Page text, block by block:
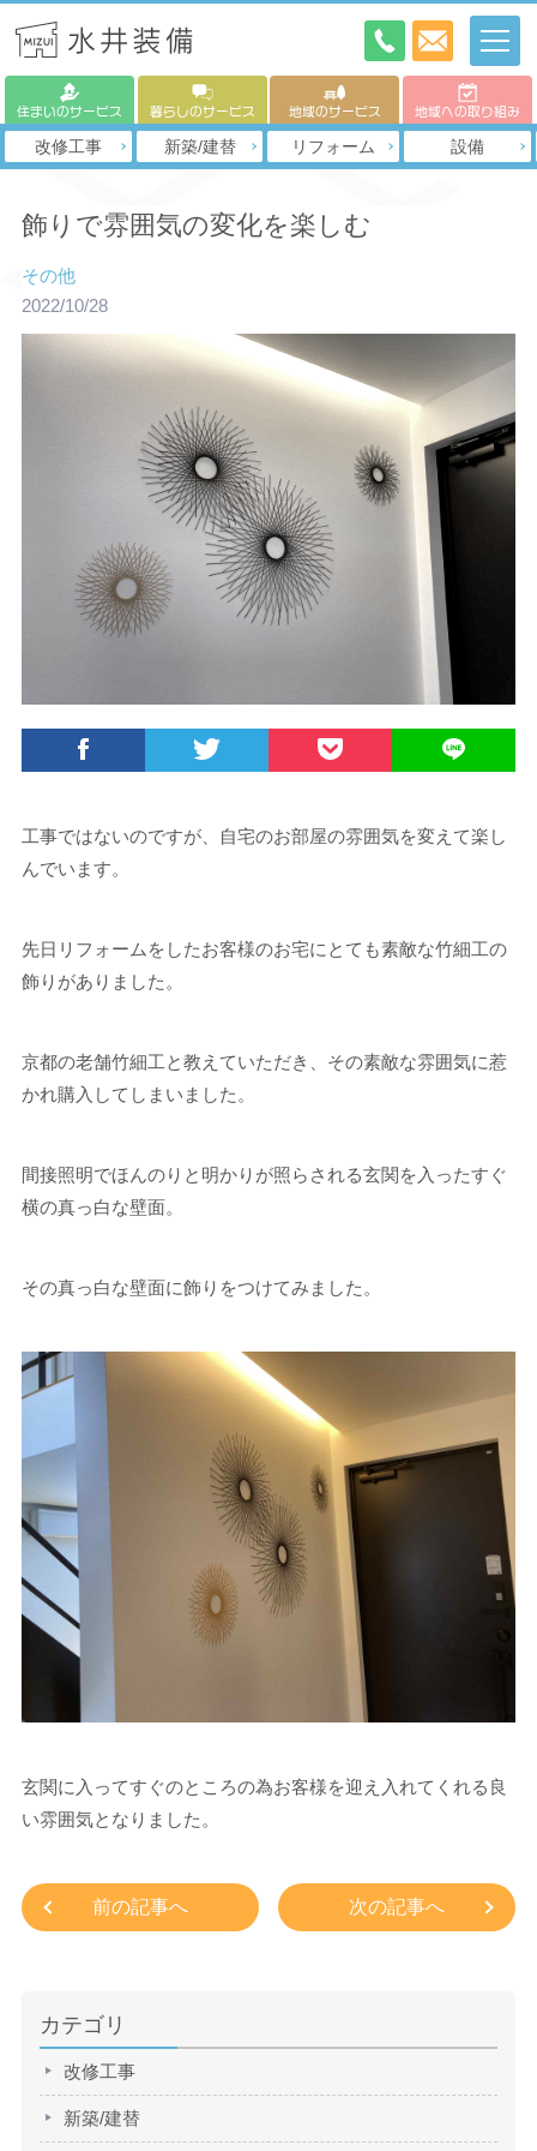
住まいのサービス 暮らしのサービス 地域のサービス 地域への取り組み
改修工事 新築/建替 リフォーム 設備
飾りで雰囲気の変化を楽しむ
その他
2022/10/28
工事ではないのですが、自宅のお部屋の雰囲気を変えて楽し
んでいます。
先日リフォームをしたお客様のお宅にとても素敵な竹細工の
飾りがありました。
京都の老舗竹細工と教えていただき、その素敵な雰囲気に惹
かれ購入してしまいました。
間接照明でほんのりと明かりが照らされる玄関を入ったすぐ
横の真っ白な壁面。
その真っ白な壁面に飾りをつけてみました。
玄関に入ってすぐのところの為お客様を迎え入れてくれる良
い雰囲気となりました。
前の記事へ 次の記事へ
カテゴリ
改修工事
新築/建替